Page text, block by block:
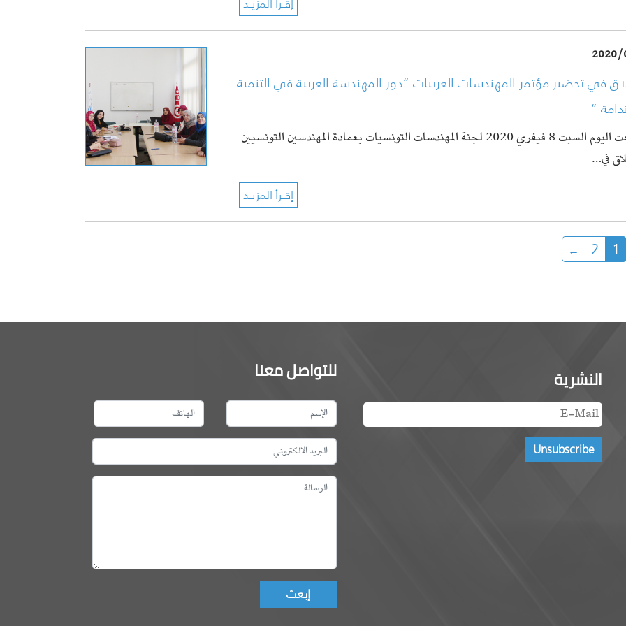
في تحضير مؤتمر المهندسات العربيات “دور المهندسة العربية في التنمية
“
إجتمعت اليوم السبت 8 فيفري 2020 لجنة المهندسات التونسيات بعمادة المهندسين التونسيين
في…
1
2
النشرية للتواصل معنا